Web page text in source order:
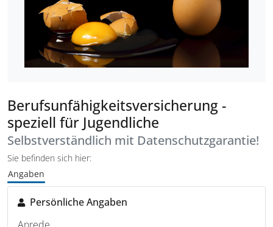
Berufsunfähigkeitsversicherung -
speziell für Jugendliche
Selbstverständlich mit Datenschutzgarantie!
Sie befinden sich hier:
Angaben
Persönliche Angaben